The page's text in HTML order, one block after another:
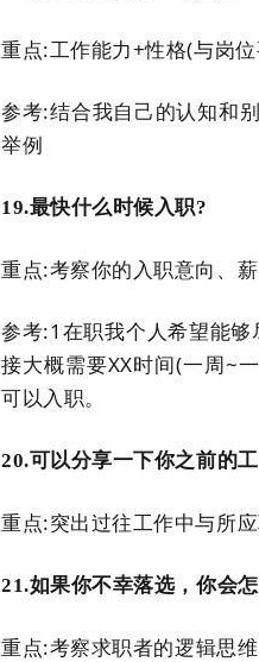
重点:工作能力+性格(与岗
参考:结合我自己的认知和
举例
19.最快什么时候入职?
重点:考察你的入职意向、
参考:1在职我个人希望能
接大概需要XX时间(一周~
可以入职。
20.可以分享一下你之前的
重点:突出过往工作中与所
21.如果你不幸落选，你会
重点:考察求职者的逻辑思